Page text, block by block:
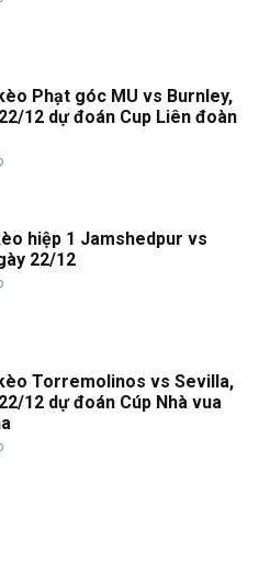
Phạt góc MU vs Burnley,
12 dự đoán Cup Liên đoàn
hiệp 1 Jamshedpur vs
22/12
Torremolinos vs Sevilla,
12 dự đoán Cúp Nhà vua